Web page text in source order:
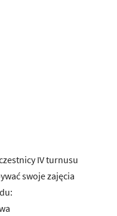
IV turnusu
swoje zajęcia